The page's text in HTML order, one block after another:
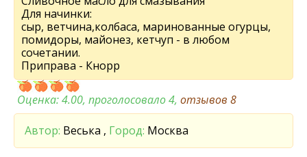
Для начинки:
сыр, ветчина,колбаса, маринованные огурцы,
помидоры, майонез, кетчуп - в любом
сочетании.
Приправа - Кнорр
Оценка:4.00, проголосовало 4, отзывов 8
Автор: Веська , Город: Москва